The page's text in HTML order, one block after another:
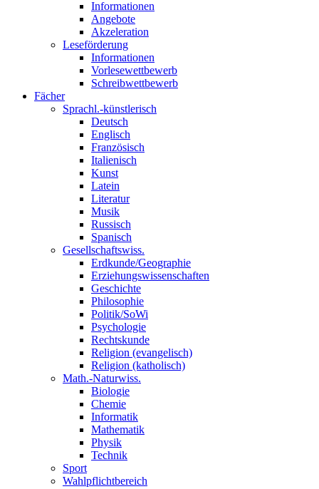
Informationen
Angebote
Akzeleration
Leseförderung
Informationen
Vorlesewettbewerb
Schreibwettbewerb
Fächer
Sprachl.-künstlerisch
Deutsch
Englisch
Französisch
Italienisch
Kunst
Latein
Literatur
Musik
Russisch
Spanisch
Gesellschaftswiss.
Erdkunde/Geographie
Erziehungswissenschaften
Geschichte
Philosophie
Politik/SoWi
Psychologie
Rechtskunde
Religion (evangelisch)
Religion (katholisch)
Math.-Naturwiss.
Biologie
Chemie
Informatik
Mathematik
Physik
Technik
Sport
Wahlpflichtbereich